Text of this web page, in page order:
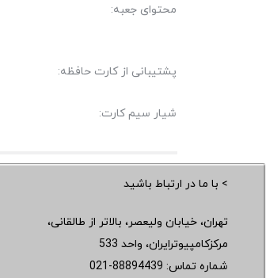
محتوای جعبه:
پشتیبانی از کارت حافظه:
شیار سیم کارت:
> با ما در ارتباط باشید
تهران، خیابان ولیعصر، بالاتر از طالقانی،
مرکزکامپیوترایران، واحد 533
شماره تماس: 021-88894439